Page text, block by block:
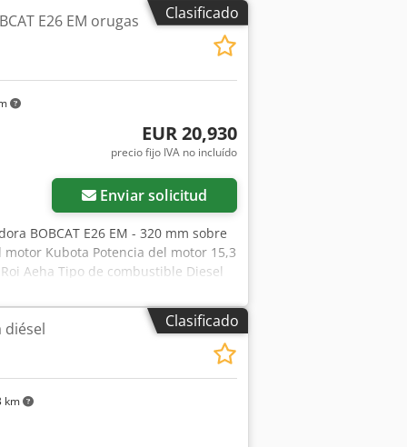
opción a compra de vehículos de
Clasificado
E26 EM orugas
EUR 20,930
precio fijo IVA no incluído
Enviar solicitud
BOBCAT E26 EM - 320 mm sobre
Kubota Potencia del motor 15,3
Aeha Tipo de combustible Diesel
de refrigeración Dimensiones
en función del ancho de vía) 1398
33,5 kPa Peso operativo con
3188 kg Sistema
de los circuitos conectados
baja (avance/retroceso) 2,4
máxima de excavación (pluma
y larga) 3239 mm Alcance máximo
en la pluma (pluma estándar y
Clasificado
km
diésel